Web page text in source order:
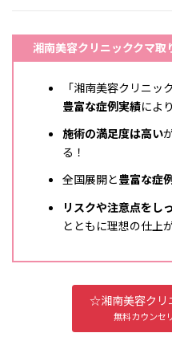
湘南美容クリニッククマ取
「湘南美容クリニッ
豊富な症例実績によ
施術の満足度は高い
る！
全国展開と豊富な症
リスクや注意点をし
とともに理想の仕上
☆湘南美容クリ
無料カウンセ